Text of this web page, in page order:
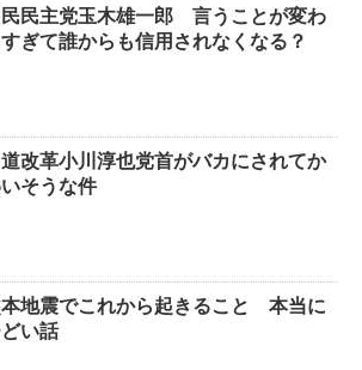
民民主党玉木雄一郎 言うことが変わ
すぎて誰からも信用されなくなる？
改革小川淳也党首がバカにされてか
そうな件
地震でこれから起きること 本当に
い話